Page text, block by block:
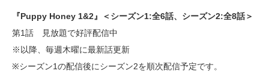
『Puppy Honey 1&2』＜シーズン1:全6話、シーズン2:全8話＞
第1話 見放題で好評配信中
※以降、毎週木曜に最新話更新
※シーズン1の配信後にシーズン2を順次配信予定です。